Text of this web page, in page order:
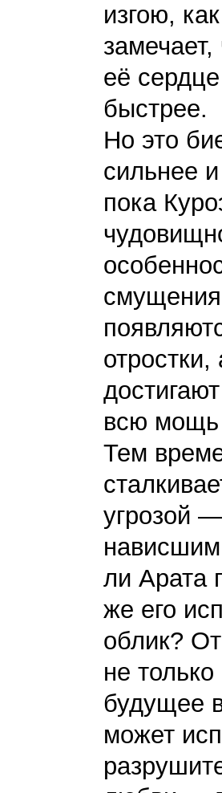
изгою,
замечает,
её
быстрее.
Но это
сильнее
пока
всю мощь
Тем
угрозой
ли Арата
же его
облик?
не
будущее
может